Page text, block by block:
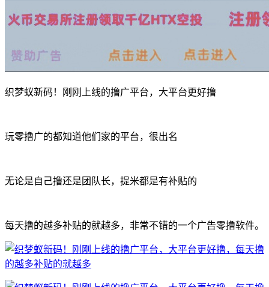
织梦蚁新码！刚刚上线的撸广平台，大平台更好撸
玩零撸广的都知道他们家的平台，很出名
无论是自己撸还是团队长，提米都是有补贴的
每天撸的越多补贴的就越多，非常不错的一个广告零撸软件。